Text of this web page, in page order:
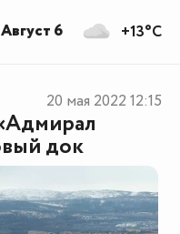
док
20 мая 2022 12:15
+13°C
Август 6